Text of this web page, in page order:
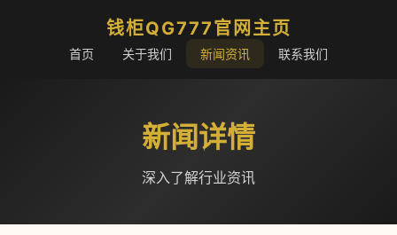
钱柜QG777官网主页
首页 关于我们 新闻资讯 联系我们
新闻详情
深入了解行业资讯